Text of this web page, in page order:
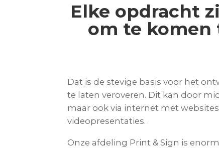
Elke opdracht
om te komen
Dat is de stevige basis voor het
te laten veroveren. Dit kan door
maar ook via internet met
videopresentaties.
Onze afdeling Print & Sign is